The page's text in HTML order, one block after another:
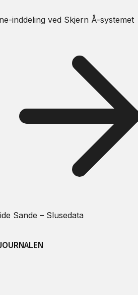
inddeling ved Skjern Å-systemet
Sande – Slusedata